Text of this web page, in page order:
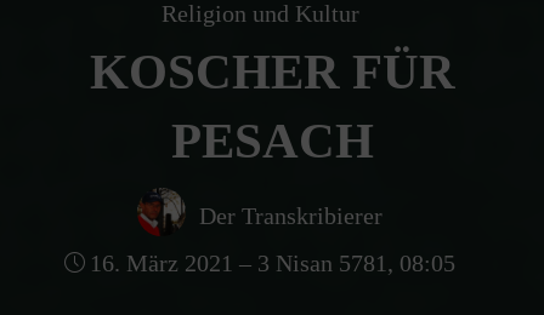
Religion und Kultur
KOSCHER FÜR
PESACH
Der Transkribierer
16. März 2021 – 3 Nisan 5781, 08:05